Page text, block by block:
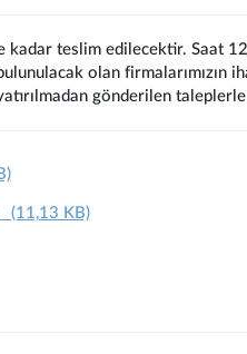
kadar teslim edilecektir. Saat
olan firmalarımızın
gönderilen
(11,13 KB)